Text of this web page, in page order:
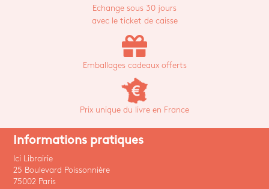
Echange sous 30 jours
avec le ticket de caisse
Emballages cadeaux offerts
Prix unique du livre en France
Informations pratiques
Ici Librairie
25 Boulevard Poissonnière
75002 Paris